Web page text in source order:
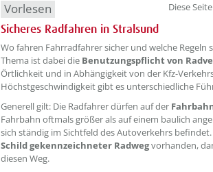
Vorlesen Diese
Sicheres Radfahren in Stralsund
Wo fahren Fahrradfahrer sicher und welche Regeln
Thema ist dabei die Benutzungspflicht von
Örtlichkeit und in Abhängigkeit von der Kfz-
Höchstgeschwindigkeit gibt es unterschiedliche
Generell gilt: Die Radfahrer dürfen auf der
Fahrbahn oftmals größer als auf einem baulich
sich ständig im Sichtfeld des Autoverkehrs
Schild gekennzeichneter Radwegvorhanden,
diesen Weg.